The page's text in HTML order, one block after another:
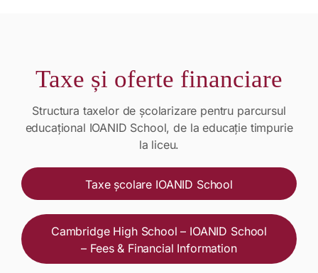
Taxe și oferte financiare
Structura taxelor de școlarizare pentru parcursul
educațional IOANID School, de la educație timpurie
la liceu.
Taxe școlare IOANID School
Cambridge High School – IOANID School
– Fees & Financial Information